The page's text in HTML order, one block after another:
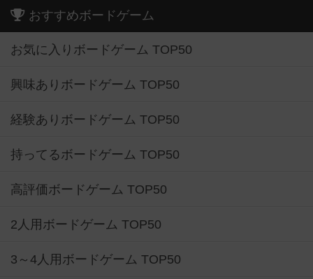
おすすめボードゲーム
お気に入りボードゲーム TOP50
興味ありボードゲーム TOP50
経験ありボードゲーム TOP50
持ってるボードゲーム TOP50
高評価ボードゲーム TOP50
2人用ボードゲーム TOP50
3～4人用ボードゲーム TOP50